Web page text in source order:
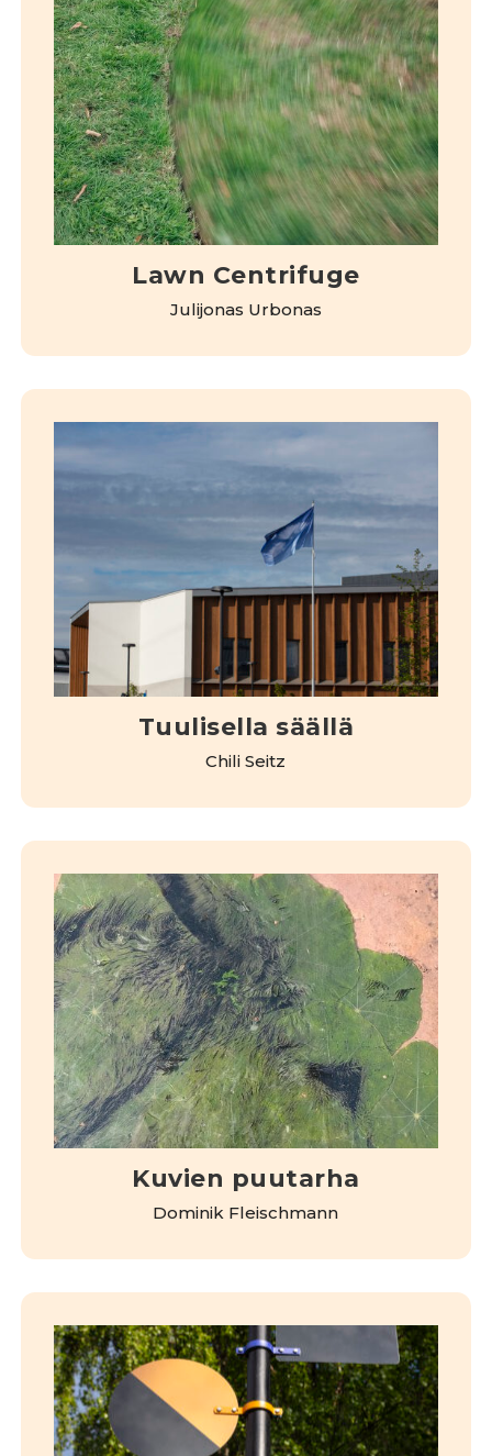
Lawn Centrifuge
Julijonas Urbonas
Tuulisella säällä
Chili Seitz
Kuvien puutarha
Dominik Fleischmann